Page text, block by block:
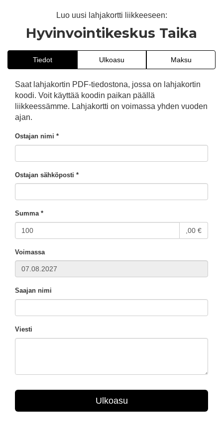
Luo uusi lahjakortti liikkeeseen:
Hyvinvointikeskus Taika
Tiedot Ulkoasu Maksu
Saat lahjakortin PDF-tiedostona, jossa on lahjakortin
koodi. Voit käyttää koodin paikan päällä
liikkeessämme. Lahjakortti on voimassa yhden vuoden
ajan.
Ostajan nimi *
Ostajan sähköposti *
Summa *
,00 €
Voimassa
Saajan nimi
Viesti
Ulkoasu